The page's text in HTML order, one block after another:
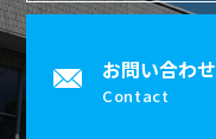
お問い合わせ
Contact